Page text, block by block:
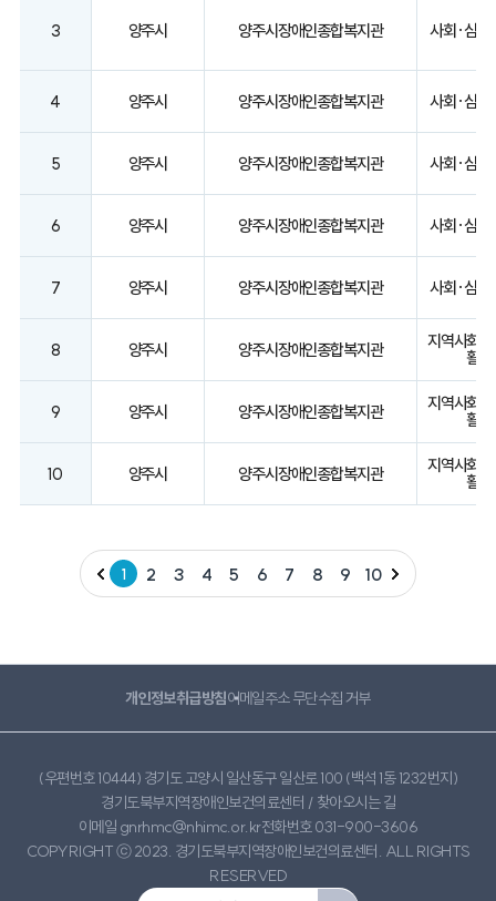
3 양주시 양주시장애인종합복지관 사회·심리
4 양주시 양주시장애인종합복지관 사회·심리
5 양주시 양주시장애인종합복지관 사회·심리
6 양주시 양주시장애인종합복지관 사회·심리
7 양주시 양주시장애인종합복지관 사회·심리
8 양주시 양주시장애인종합복지관 지역사회
활
9 양주시 양주시장애인종합복지관 지역사회
활
10 양주시 양주시장애인종합복지관 지역사회
활
1 2 3 4 5 6 7 8 9 10
개인정보취급방침이메일주소 무단수집 거부
(우편번호 10444) 경기도 고양시 일산동구 일산로 100 (백석 1동 1232번지)
경기도북부지역장애인보건의료센터 / 찾아오시는 길
이메일 gnrhmc@nhimc.or.kr전화번호 031-900-3606
COPYRIGHT ⓒ 2023. 경기도북부지역장애인보건의료센터. ALL RIGHTS
RESERVED